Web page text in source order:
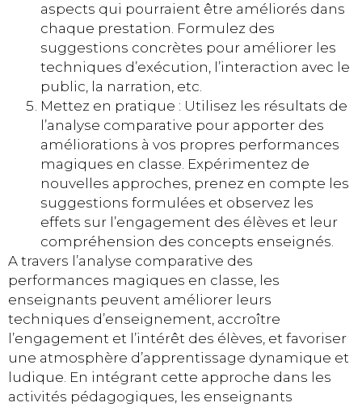
aspects qui pourraient être améliorés dans
chaque prestation. Formulez des
suggestions concrètes pour améliorer les
techniques d’exécution, l’interaction avec le
public, la narration, etc.
Mettez en pratique : Utilisez les résultats de
l’analyse comparative pour apporter des
améliorations à vos propres performances
magiques en classe. Expérimentez de
nouvelles approches, prenez en compte les
suggestions formulées et observez les
effets sur l’engagement des élèves et leur
compréhension des concepts enseignés.
A travers l’analyse comparative des
performances magiques en classe, les
enseignants peuvent améliorer leurs
techniques d’enseignement, accroître
l’engagement et l’intérêt des élèves, et favoriser
une atmosphère d’apprentissage dynamique et
ludique. En intégrant cette approche dans les
activités pédagogiques, les enseignants